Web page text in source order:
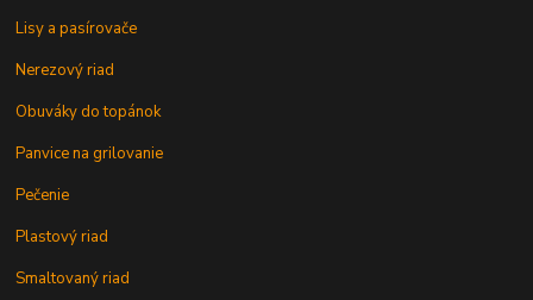
Lisy a pasírovače
Nerezový riad
Obuváky do topánok
Panvice na grilovanie
Pečenie
Plastový riad
Smaltovaný riad